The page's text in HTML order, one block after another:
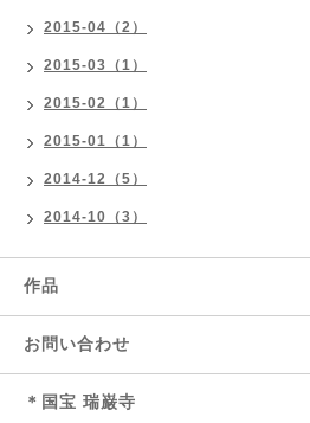
2015-04（2）
2015-03（1）
2015-02（1）
2015-01（1）
2014-12（5）
2014-10（3）
作品
お問い合わせ
＊国宝 瑞巌寺